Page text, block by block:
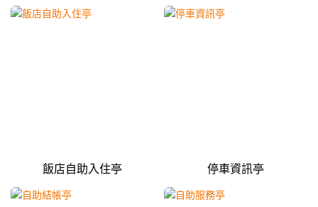
飯店自助入住亭 停車資訊亭